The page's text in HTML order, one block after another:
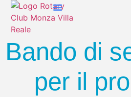
Bando di
per il